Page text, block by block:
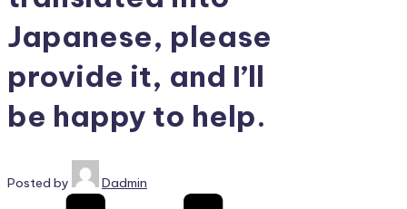
Japanese, please
provide it, and I’ll
be happy to help.
Posted by Dadmin